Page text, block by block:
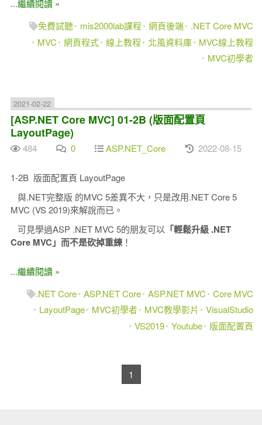
...繼續閱讀 »
免費試聽
mis2000lab課程 網頁後端
.NET Core MVC
MVC
網頁程式 線上教程 北風資料庫
MVC線上教程
MVC初學者
2021-02-22
[ASP.NET Core MVC] 01-2B (版面配置頁
LayoutPage)
484 0 ASP.NET_Core 2022-08-15
1-2B 版面配置頁 LayoutPage
與.NET完整版 的MVC 5差異不大，只是改用.NET Core 5
MVC (VS 2019)來解說而已。
可見學過ASP .NET MVC 5的朋友可以 「輕鬆升級 .NET
Core MVC」而不是砍掉重練！
...繼續閱讀 »
.NET Core ASP.NET Core ASP.NET MVC
Core MVC
LayoutPage
MVC初學者 MVC教學影片
VisualStudio
VS2019 Youtube 版面配置頁
1